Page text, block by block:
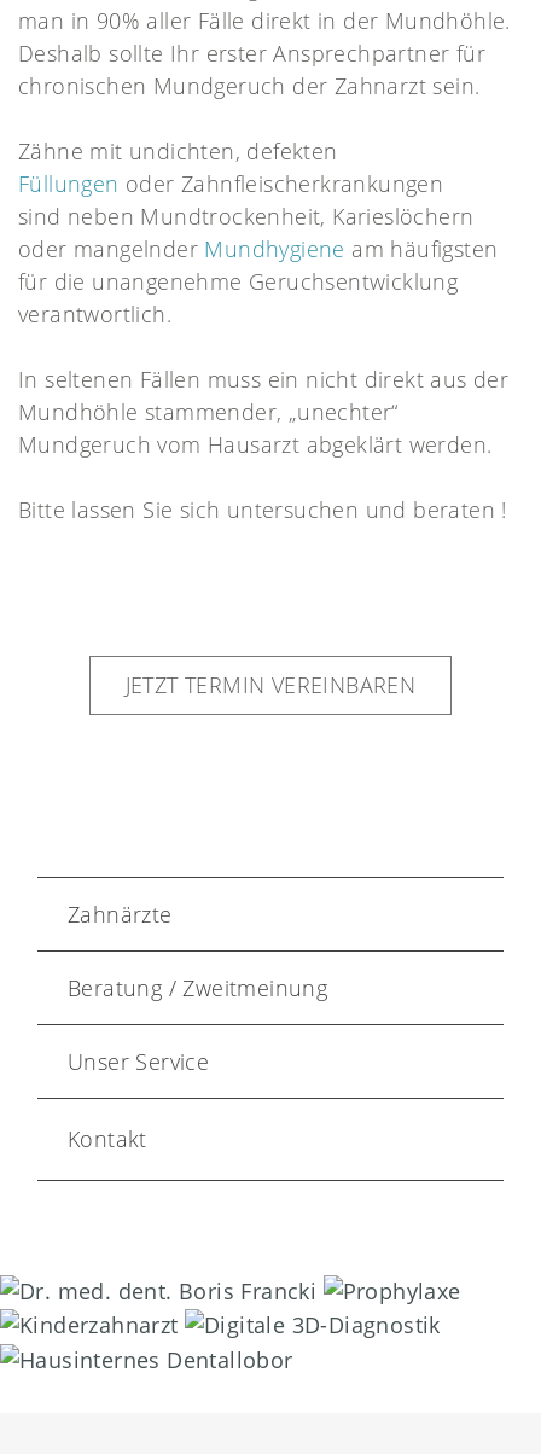
man in 90% aller Fälle direkt in der Mundhöhle.
Deshalb sollte Ihr erster Ansprechpartner für
chronischen Mundgeruch der Zahnarzt sein.
Zähne mit undichten, defekten
Füllungen oder Zahnfleischerkrankungen
sind neben Mundtrockenheit, Karieslöchern
oder mangelnder Mundhygiene am häufigsten
für die unangenehme Geruchsentwicklung
verantwortlich.
In seltenen Fällen muss ein nicht direkt aus der
Mundhöhle stammender, „unechter“
Mundgeruch vom Hausarzt abgeklärt werden.
Bitte lassen Sie sich untersuchen und beraten !
JETZT TERMIN VEREINBAREN
Zahnärzte
Beratung / Zweitmeinung
Unser Service
Kontakt